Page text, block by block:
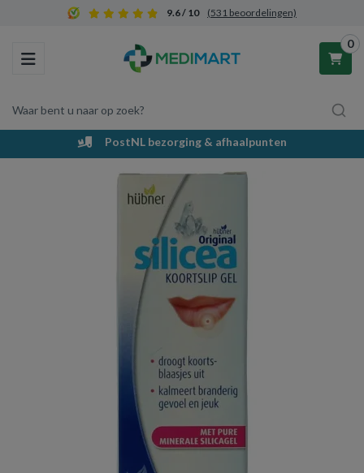
9.6 / 10 (531 beoordelingen)
Toggle navigation
Waar bent u naar op zoek?
0
Winkelwagen
Uw winkelwagen is leeg.
Vul hem met producten.
PostNL bezorging & afhaalpunten